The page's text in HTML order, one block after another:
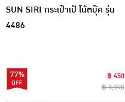
SUN SIRI กระเป๋าเป้ โน้ตบุ๊ค รุ่น
4486
77%
฿ 450
฿ 1,990